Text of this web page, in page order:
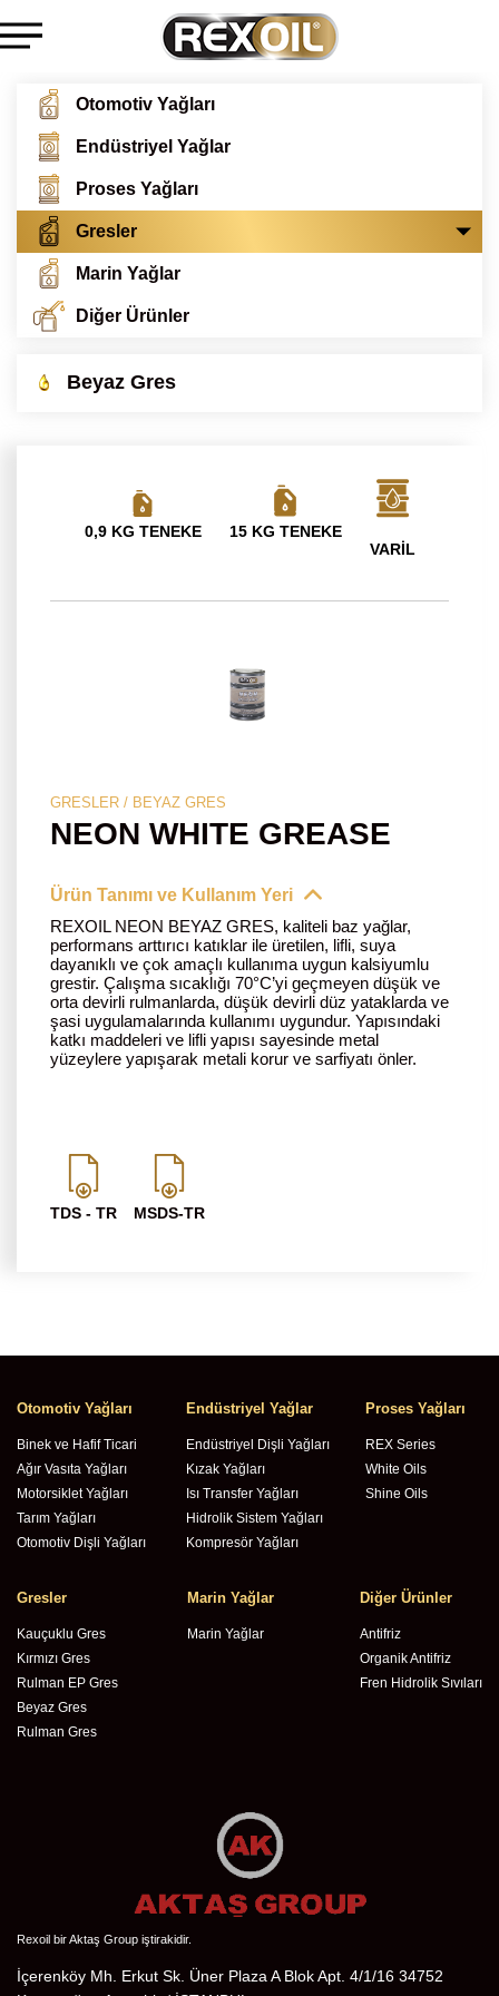
Otomotiv Yağları
Endüstriyel Yağlar
Proses Yağları
Gresler
Marin Yağlar
Diğer Ürünler
Beyaz Gres
GRESLER / BEYAZ GRES
NEON WHITE GREASE
Ürün Tanımı ve Kullanım Yeri
REXOIL NEON BEYAZ GRES, kaliteli baz yağlar,
performans arttırıcı katıklar ile üretilen, lifli, suya
dayanıklı ve çok amaçlı kullanıma uygun kalsiyumlu
grestir. Çalışma sıcaklığı 70°C’yi geçmeyen düşük ve
orta devirli rulmanlarda, düşük devirli düz yataklarda ve
şasi uygulamalarında kullanımı uygundur. Yapısındaki
katkı maddeleri ve lifli yapısı sayesinde metal
yüzeylere yapışarak metali korur ve sarfiyatı önler.
TDS - TR MSDS-TR
0,9 KG TENEKE
15 KG TENEKE
VARİL
Otomotiv Yağları
Binek ve Hafif Ticari
Ağır Vasıta Yağları
Motorsiklet Yağları
Tarım Yağları
Otomotiv Dişli Yağları
Endüstriyel Yağlar
Endüstriyel Dişli Yağları
Kızak Yağları
Isı Transfer Yağları
Hidrolik Sistem Yağları
Kompresör Yağları
Proses Yağları
REX Series
White Oils
Shine Oils
Gresler
Kauçuklu Gres
Kırmızı Gres
Rulman EP Gres
Beyaz Gres
Rulman Gres
Marin Yağlar
Marin Yağlar
Diğer Ürünler
Antifriz
Organik Antifriz
Fren Hidrolik Sıvıları
Rexoil bir Aktaş Group iştirakidir.
İçerenköy Mh. Erkut Sk. Üner Plaza A Blok Apt. 4/1/16 34752